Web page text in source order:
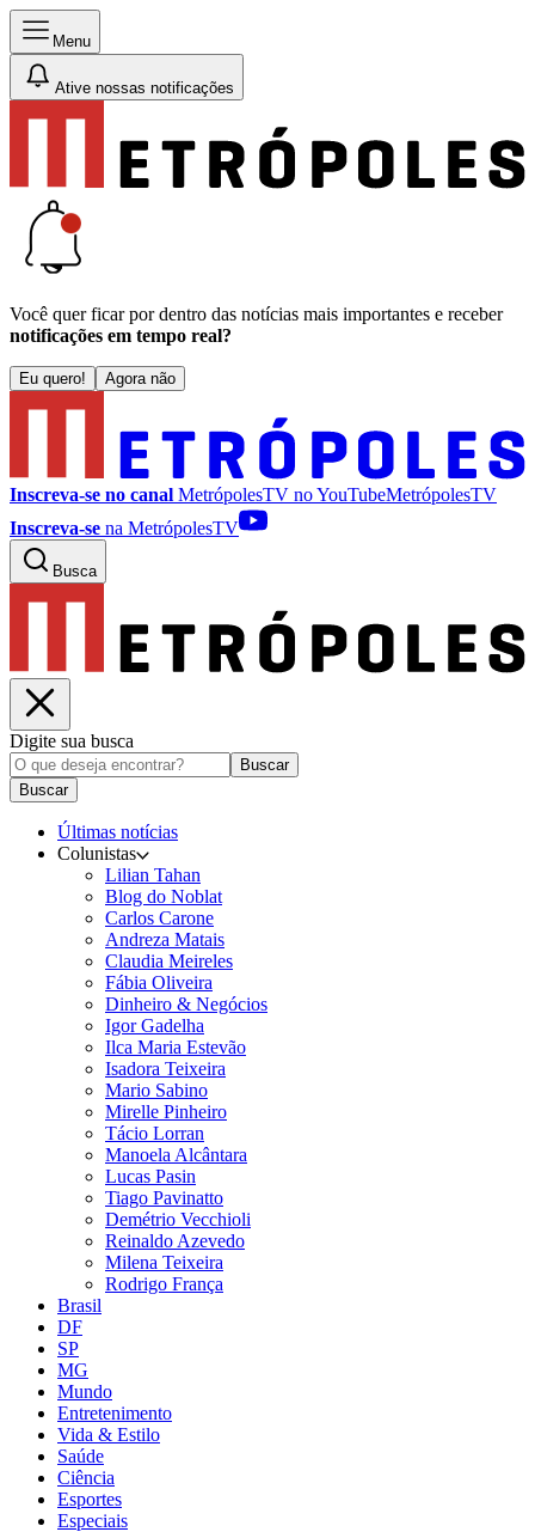
Menu
Ative nossas notificações
Você quer ficar por dentro das notícias mais importantes e receber
notificações em tempo real?
Eu quero! Agora não
Inscreva-se no canal MetrópolesTV noYouTubeMetrópolesTV
Inscreva-se na MetrópolesTV
Busca
Digite sua busca
Buscar
Buscar
Últimas notícias
Colunistas
Lilian Tahan
Blog do Noblat
Carlos Carone
Andreza Matais
Claudia Meireles
Fábia Oliveira
Dinheiro & Negócios
Igor Gadelha
Ilca Maria Estevão
Isadora Teixeira
Mario Sabino
Mirelle Pinheiro
Tácio Lorran
Manoela Alcântara
Lucas Pasin
Tiago Pavinatto
Demétrio Vecchioli
Reinaldo Azevedo
Milena Teixeira
Rodrigo França
Brasil
DF
SP
MG
Mundo
Entretenimento
Vida & Estilo
Saúde
Ciência
Esportes
Especiais